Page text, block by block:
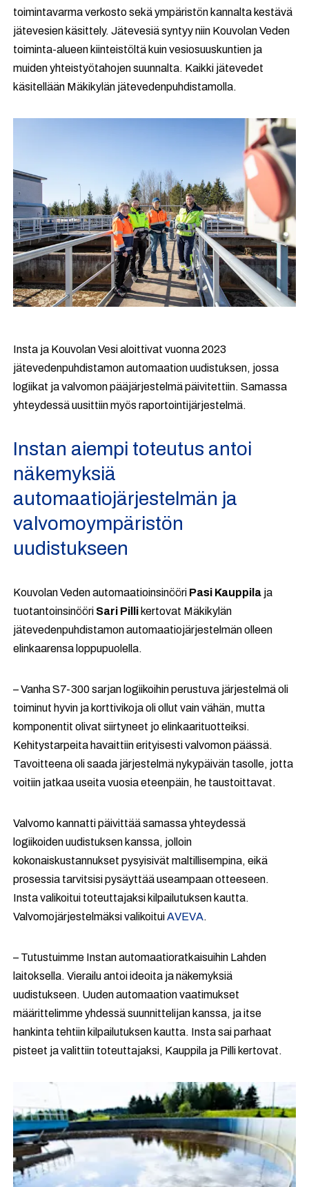
toimintavarma verkosto sekä ympäristön kannalta kestävä
jätevesien käsittely. Jätevesiä syntyy niin Kouvolan Veden
toiminta-alueen kiinteistöltä kuin vesiosuuskuntien ja
muiden yhteistyötahojen suunnalta. Kaikki jätevedet
käsitellään Mäkikylän jätevedenpuhdistamolla.
Insta ja Kouvolan Vesi aloittivat vuonna 2023
jätevedenpuhdistamon automaation uudistuksen, jossa
logiikat ja valvomon pääjärjestelmä päivitettiin. Samassa
yhteydessä uusittiin myös raportointijärjestelmä.
Instan aiempi toteutus antoi
näkemyksiä
automaatiojärjestelmän ja
valvomoympäristön
uudistukseen
Kouvolan Veden automaatioinsinööri Pasi Kauppila ja
tuotantoinsinööri Sari Pilli kertovat Mäkikylän
jätevedenpuhdistamon automaatiojärjestelmän olleen
elinkaarensa loppupuolella.
– Vanha S7-300 sarjan logiikoihin perustuva järjestelmä oli
toiminut hyvin ja korttivikoja oli ollut vain vähän, mutta
komponentit olivat siirtyneet jo elinkaarituotteiksi.
Kehitystarpeita havaittiin erityisesti valvomon päässä.
Tavoitteena oli saada järjestelmä nykypäivän tasolle, jotta
voitiin jatkaa useita vuosia eteenpäin, he taustoittavat.
Valvomo kannatti päivittää samassa yhteydessä
logiikoiden uudistuksen kanssa, jolloin
kokonaiskustannukset pysyisivät maltillisempina, eikä
prosessia tarvitsisi pysäyttää useampaan otteeseen.
Insta valikoitui toteuttajaksi kilpailutuksen kautta.
Valvomojärjestelmäksi valikoituiAVEVA.
– Tutustuimme Instan automaatioratkaisuihin Lahden
laitoksella. Vierailu antoi ideoita ja näkemyksiä
uudistukseen. Uuden automaation vaatimukset
määrittelimme yhdessä suunnittelijan kanssa, ja itse
hankinta tehtiin kilpailutuksen kautta. Insta sai parhaat
pisteet ja valittiin toteuttajaksi, Kauppila ja Pilli kertovat.